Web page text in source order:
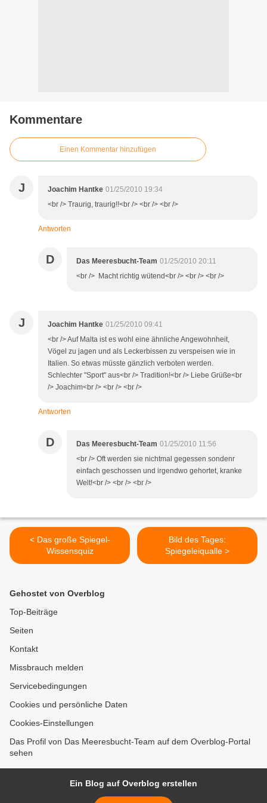
Kommentare
Einen Kommentar hinzufügen
J Joachim Hantke 01/25/2010 19:34
<br /> Traurig, traurig!!<br /> <br /> <br />
Antworten
D Das Meeresbucht-Team 01/25/2010 20:11
<br /> Macht richtig wütend<br /> <br /> <br />
J Joachim Hantke 01/25/2010 09:41
<br /> Auf Malta ist es wohl eine ähnliche Angewohnheit,
Vögel zu jagen und als Leckerbissen zu verspeisen wie in
Italien. So etwas müsste gänzlich verboten werden.
Schlechter "Sport" aus<br /> Tradition!<br /> Liebe Grüße<br
/> Joachim<br /> <br /> <br />
Antworten
D Das Meeresbucht-Team 01/25/2010 11:56
<br /> Oft werden sie nichtmal gegessen sondenr
einfach geschossen und irgendwo gehortet, kranke
Welt!<br /> <br /> <br />
< Das große Spiegel-
Wissensquiz
Bild des Tages:
Spiegeleiqualle >
Gehostet von Overblog
Top-Beiträge
Seiten
Kontakt
Missbrauch melden
Servicebedingungen
Cookies und persönliche Daten
Cookies-Einstellungen
Das Profil von Das Meeresbucht-Team auf dem Overblog-Portal
sehen
Ein Blog auf Overblog erstellen